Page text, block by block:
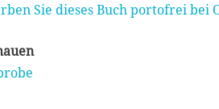
Sie dieses Buch portofrei bei